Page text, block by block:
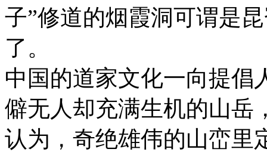
子”修道的烟霞洞可谓是
了。
中国的道家文化一向提倡
僻无人却充满生机的山岳
认为，奇绝雄伟的山峦里